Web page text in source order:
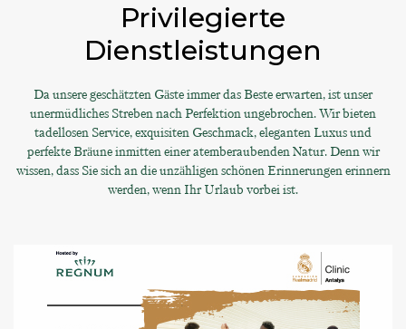
Privilegierte
Dienstleistungen
Da unsere geschätzten Gäste immer das Beste erwarten, ist unser
unermüdliches Streben nach Perfektion ungebrochen. Wir bieten
tadellosen Service, exquisiten Geschmack, eleganten Luxus und
perfekte Bräune inmitten einer atemberaubenden Natur. Denn wir
wissen, dass Sie sich an die unzähligen schönen Erinnerungen erinnern
werden, wenn Ihr Urlaub vorbei ist.